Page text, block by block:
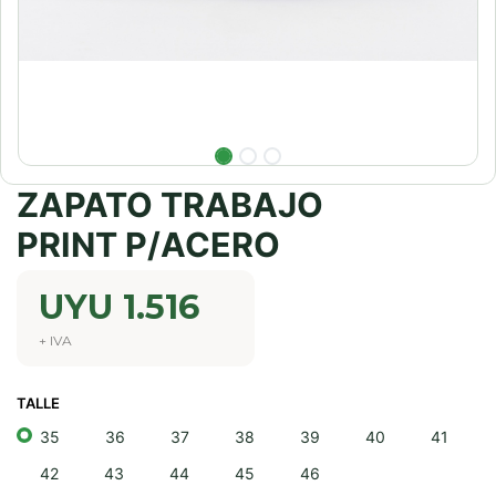
ZAPATO TRABAJO
PRINT P/ACERO
UYU 1.516
+ IVA
TALLE
35 36 37 38 39 40
41
42
43 44 45 46